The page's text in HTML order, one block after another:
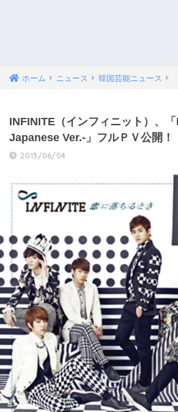
ホーム ニュース 韓国芸能ニュース
INFINITE（インフィニット）、
Japanese Ver.-」フルＰＶ公開！
2013/06/04